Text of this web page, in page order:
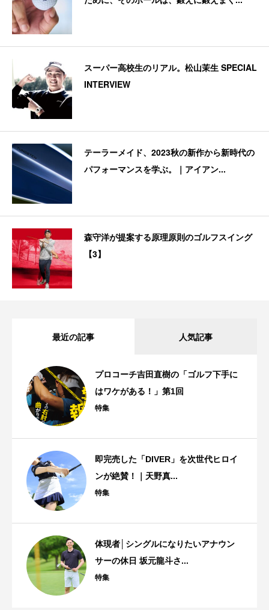
スーパー高校生のリアル。松山茉生 SPECIAL
INTERVIEW
テーラーメイド、2023秋の新作から新時代の
パフォーマンスを学ぶ。｜アイアン...
森守洋が提案する原理原則のゴルフスイング
【3】
最近の記事 人気記事
プロコーチ吉田直樹の「ゴルフ下手に
はワケがある！」第1回
特集
即完売した「DIVER」を次世代ヒロイ
ンが絶賛！｜天野真...
特集
体現者│シングルになりたいアナウン
サーの休日 坂元龍斗さ...
特集